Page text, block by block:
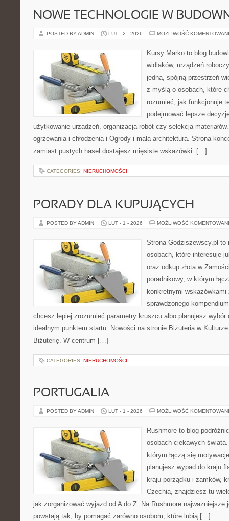
NOWE TECHNOLOGIE W
POSTED BY ADMIN LUT - 2 - 2026 MOŻLIWOŚĆ
Kursy Marko to blog
widlaków, urządzeń
jedną, spójną przestrzeń
z myślą o osobach, które
rozumieć, jak funkcjonuje
podejmować lepsze
użytkowanie urządzeń, organizacja robót czy selekcja
ogrzewania i chłodzenia i Ogrody i mała architektura. Strona
zamiast pustych haseł dostajesz mięsiste wskazówki. […]
CATEGORIES: NIERUCHOMOŚCI
PORADY DLA KUPUJĄCYCH
POSTED BY ADMIN LUT - 1 - 2026 MOŻLIWOŚĆ
Strona Godziszewscy.pl
osobach, które interesuje
oraz odkup złota w
poradnikowy, w którym
konkretnymi
sprawdzonego
chcesz lepiej zrozumieć parametry kruszcu albo planujesz
idealnym punktem startu. Nowości na stronie Biżuteria w
Biżuterię. W centrum […]
CATEGORIES: NIERUCHOMOŚCI
PORTUGALIA
POSTED BY ADMIN LUT - 1 - 2026 MOŻLIWOŚĆ
Rushmore to blog
osobach ciekawych
którym łączą się
planujesz wypad do kraju
kraju porządku i zamków,
Czechia, znajdziesz tu
jak zorganizować wyjazd od A do Z. Na Rushmore
powstają tak, by pomagać zarówno osobom, które lubią […]